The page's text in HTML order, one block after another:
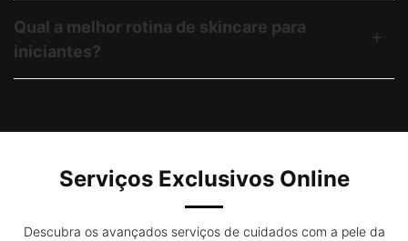
Qual a melhor rotina de skincare para
iniciantes?
Serviços Exclusivos Online
Descubra os avançados serviços de cuidados com a pele da